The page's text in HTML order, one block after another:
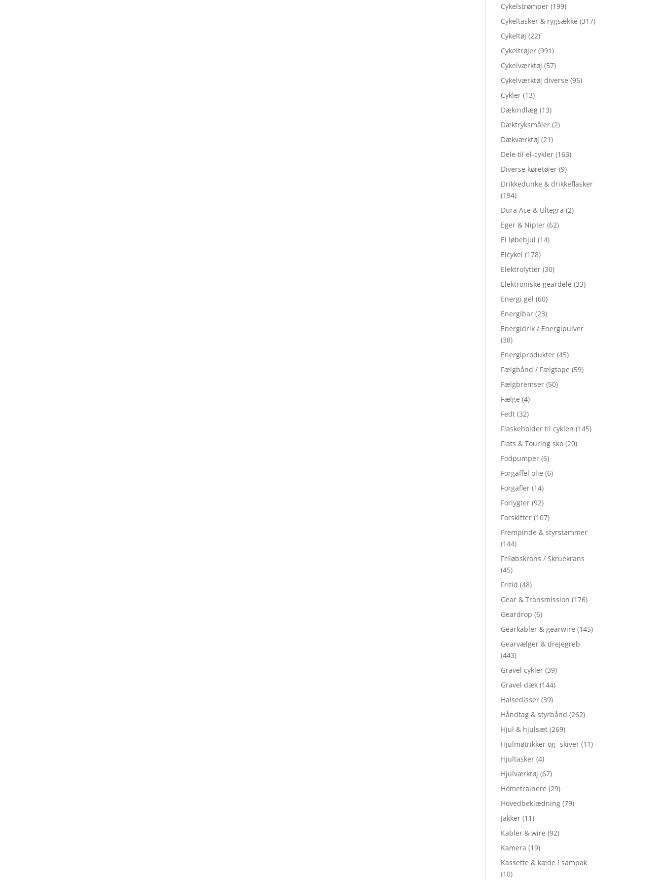
Cykelstrømper (199)
Cykeltasker & rygsække (317)
Cykeltøj (22)
Cykeltrøjer (991)
Cykelværktøj (57)
Cykelværktøj diverse (95)
Cykler (13)
Dækindlæg (13)
Dæktryksmåler (2)
Dækværktøj (21)
Dele til el-cykler (163)
Diverse køretøjer (9)
Drikkedunke & drikkeflasker
(194)
Dura Ace & Ultegra (2)
Eger & Nipler (62)
El løbehjul (14)
Elcykel (178)
Elektrolytter (30)
Elektroniske geardele (33)
Energi gel (60)
Energibar (23)
Energidrik / Energipulver
(38)
Energiprodukter (45)
Fælgbånd / Fælgtape (59)
Fælgbremser (50)
Fælge (4)
Fedt (32)
Flaskeholder til cyklen (145)
Flats & Touring sko (20)
Fodpumper (6)
Forgaffel olie (6)
Forgafler (14)
Forlygter (92)
Forskifter (107)
Frempinde & styrstammer
(144)
Friløbskrans / Skruekrans
(45)
Fritid (48)
Gear & Transmission (176)
Geardrop (6)
Gearkabler & gearwire (145)
Gearvælger & drejegreb
(443)
Gravel cykler (39)
Gravel dæk (144)
Halsedisser (39)
Håndtag & styrbånd (262)
Hjul & hjulsæt (269)
Hjulmøtrikker og -skiver (11)
Hjultasker (4)
Hjulværktøj (67)
Hometrainere (29)
Hovedbeklædning (79)
Jakker (11)
Kabler & wire (92)
Kamera (19)
Kassette & kæde i sampak
(10)